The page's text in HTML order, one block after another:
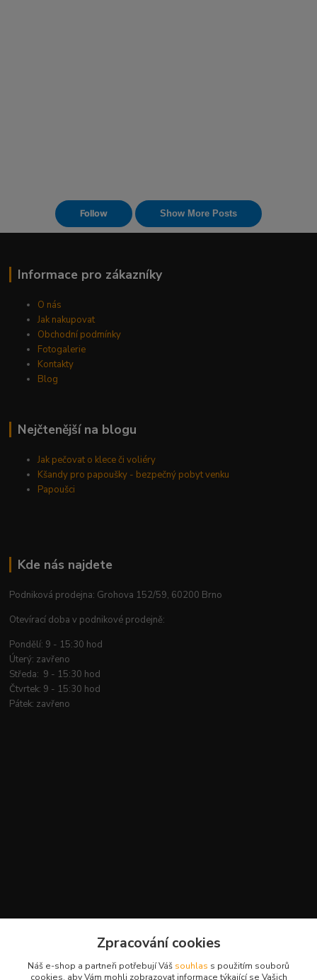
Informace pro zákazníky
O nás
Jak nakupovat
Obchodní podmínky
Fotogalerie
Kontakty
Blog
Nejčtenější na blogu
Jak pečovat o klece či voliéry
Kšandy pro papoušky - bezpečný pobyt venku
Papoušci
Kde nás najdete
Podniková prodejna: Grohova 152/59, 60200 Brno
Otevírací doba v podnikové prodejně:
Pondělí: 9 - 15:30 hod
Úterý: zavřeno
Středa: 9 - 15:30 hod
Čtvrtek: 9 - 15:30 hod
Pátek: zavřeno
+420 777 959 094
(Po-Pá, 8-16 hod.)
Zpracování cookies
Náš e-shop a partneři potřebují Váš souhlas s použitím souborů
cookies, aby Vám mohli zobrazovat informace týkající se Vašich